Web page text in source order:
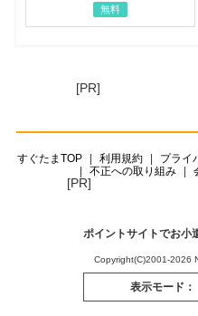
無料
[PR]
すぐたまTOP 利用規約 プライ
不正への取り組み
[PR]
ポイントサイトでお小
Copyright(C)2001-2026
表示モード：